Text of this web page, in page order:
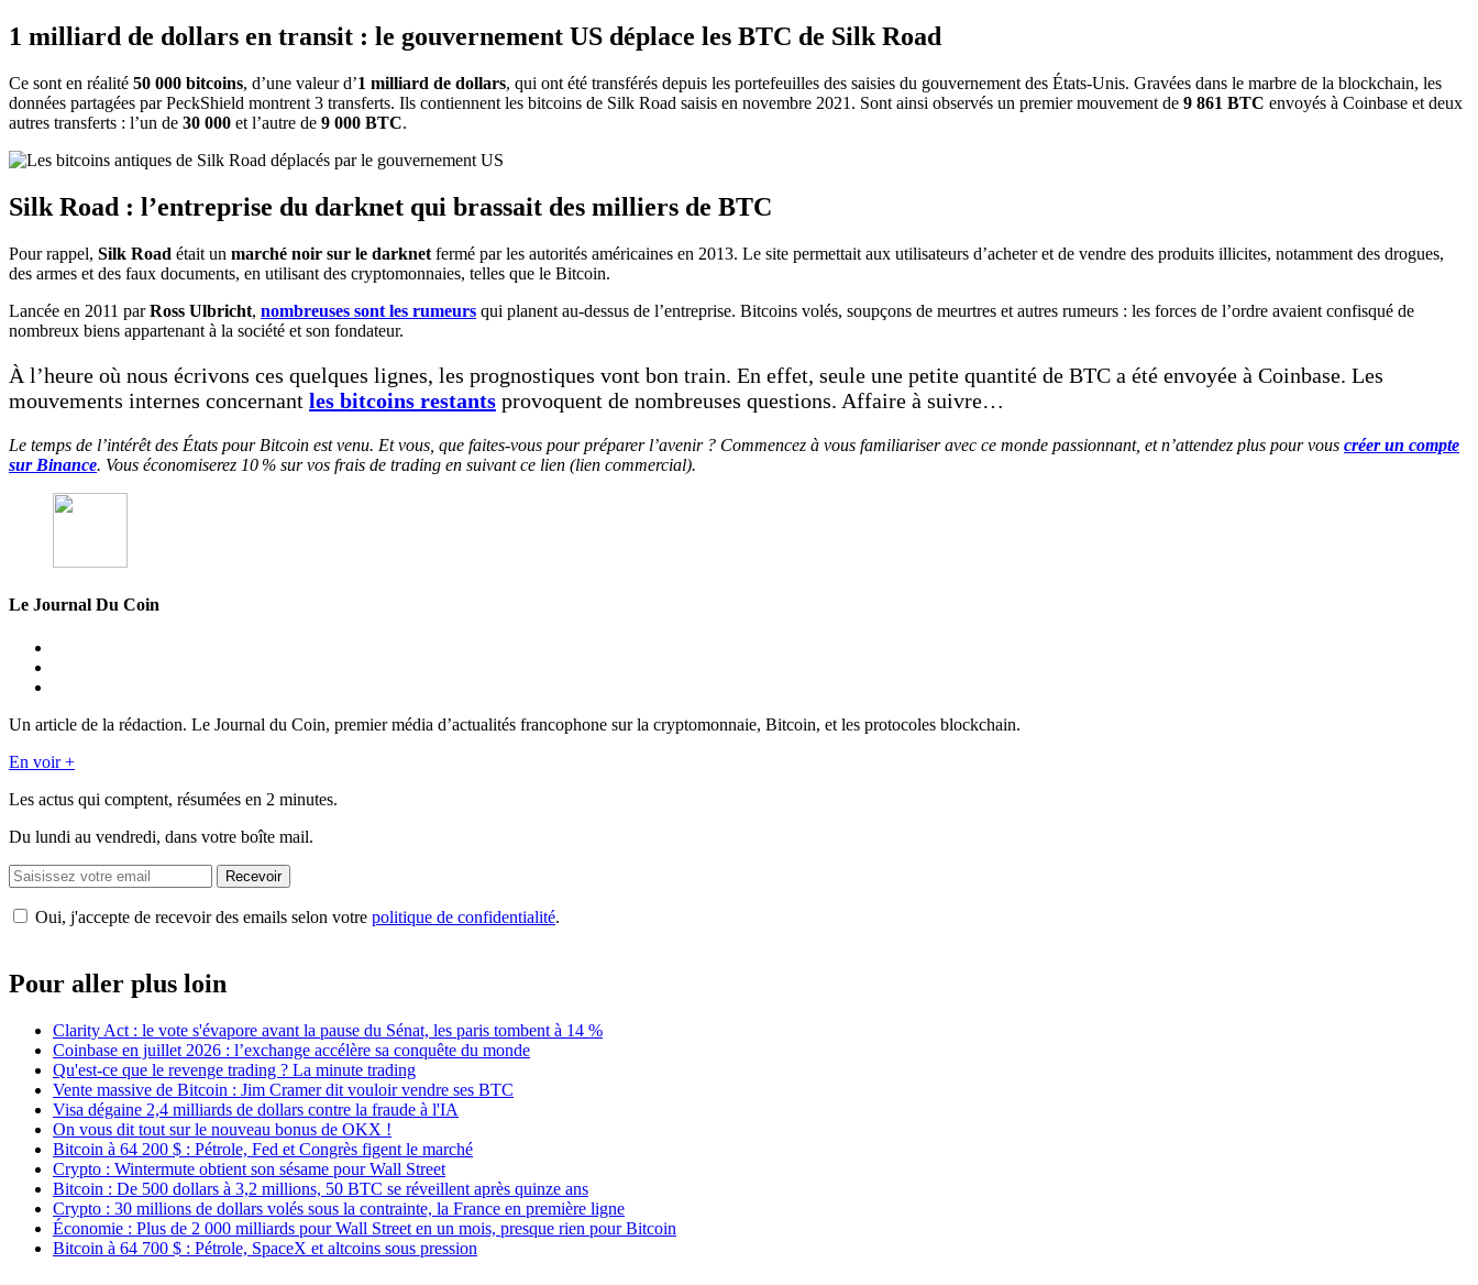
1 milliard de dollars en transit : le gouvernement US déplace les BTC de Silk Road
Ce sont en réalité 50 000 bitcoins, d’une valeur d’1 milliard de dollars, qui ont été transférés depuis les portefeuilles des saisies du gouvernement des États-Unis. Gravées dans le marbre de la blockchain, les
données partagées par PeckShield montrent 3 transferts. Ils contiennent les bitcoins de Silk Road saisis en novembre 2021. Sont ainsi observés un premier mouvement de 9 861 BTC envoyés à Coinbase et deux
autres transferts : l’un de 30 000 et l’autre de 9 000 BTC.
Silk Road : l’entreprise du darknet qui brassait des milliers de BTC
Pour rappel, Silk Road était un marché noir sur le darknet fermé par les autorités américaines en 2013. Le site permettait aux utilisateurs d’acheter et de vendre des produits illicites, notamment des drogues,
des armes et des faux documents, en utilisant des cryptomonnaies, telles que le Bitcoin.
Lancée en 2011 parRoss Ulbricht, nombreuses sont les rumeurs qui planent au-dessus de l’entreprise. Bitcoins volés, soupçons de meurtres et autres rumeurs : les forces de l’ordre avaient confisqué de
nombreux biens appartenant à la société et son fondateur.
À l’heure où nous écrivons ces quelques lignes, les prognostiques vont bon train. En effet, seule une petite quantité de BTC a été envoyée à Coinbase. Les
mouvements internes concernant les bitcoins restants provoquent de nombreuses questions. Affaire à suivre…
Le temps de l’intérêt des États pour Bitcoin est venu. Et vous, que faites-vous pour préparer l’avenir ? Commencez à vous familiariser avec ce monde passionnant, et n’attendez plus pour vous créer un compte
sur Binance. Vous économiserez 10 % sur vos frais de trading en suivant ce lien (lien commercial).
Le Journal Du Coin
Un article de la rédaction. Le Journal du Coin, premier média d’actualités francophone sur la cryptomonnaie, Bitcoin, et les protocoles blockchain.
En voir +
Les actus qui comptent, résumées en 2 minutes.
Du lundi au vendredi, dans votre boîte mail.
Recevoir
Oui, j'accepte de recevoir des emails selon votre politique de confidentialité.
Pour aller plus loin
Clarity Act : le vote s'évapore avant la pause du Sénat, les paris tombent à 14 %
Coinbase en juillet 2026 : l’exchange accélère sa conquête du monde
Qu'est-ce que le revenge trading ? La minute trading
Vente massive de Bitcoin : Jim Cramer dit vouloir vendre ses BTC
Visa dégaine 2,4 milliards de dollars contre la fraude à l'IA
On vous dit tout sur le nouveau bonus de OKX !
Bitcoin à 64 200 $ : Pétrole, Fed et Congrès figent le marché
Crypto : Wintermute obtient son sésame pour Wall Street
Bitcoin : De 500 dollars à 3,2 millions, 50 BTC se réveillent après quinze ans
Crypto : 30 millions de dollars volés sous la contrainte, la France en première ligne
Économie : Plus de 2 000 milliards pour Wall Street en un mois, presque rien pour Bitcoin
Bitcoin à 64 700 $ : Pétrole, SpaceX et altcoins sous pression